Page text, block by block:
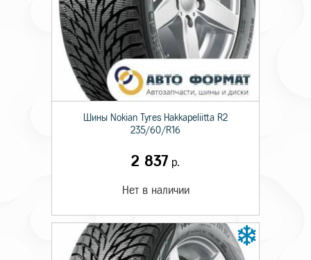
Шины Nokian Tyres Hakkapeliitta R2
235/60/R16
2 837 р.
Нет в наличии